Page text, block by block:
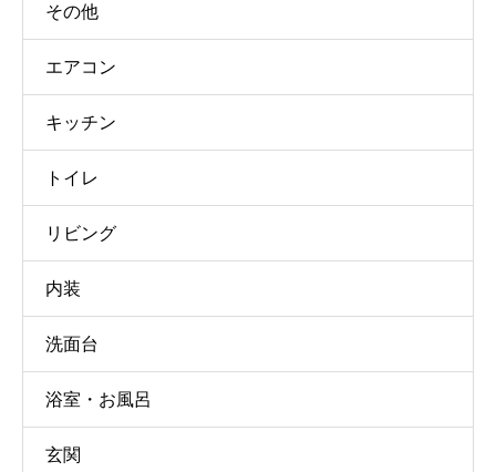
その他
エアコン
キッチン
トイレ
リビング
内装
洗面台
浴室・お風呂
玄関